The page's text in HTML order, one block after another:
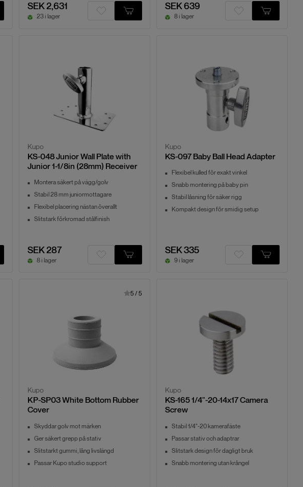
SEK 2,631
23 i lager
SEK 639
8 i lager
Kupo
KS-048 Junior Wall Plate with
Junior 1-1/8in (28mm) Receiver
Montera säkert på vägg/golv
Stabil 28 mm juniormottagare
Flexibel placering nästan överallt
Slitstark förkromad stålfinish
SEK 287
8 i lager
Kupo
KS-097 Baby Ball Head Adapter
Flexibel kulled för exakt vinkel
Snabb montering på baby pin
Stabil låsning för säker rigg
Kompakt design för smidig setup
SEK 335
9 i lager
5 /5
Kupo
KP-SP03 White Bottom Rubber
Cover
Skyddar golv mot märken
Ger säkert grepp på stativ
Slitstarkt gummi, lång livslängd
Passar Kupo studio support
Kupo
KS-165 1/4"-20-14x17 Camera
Screw
Stabil 1/4"-20 kamerafäste
Passar stativ och adaptrar
Slitstark design för dagligt bruk
Snabb montering utan krångel